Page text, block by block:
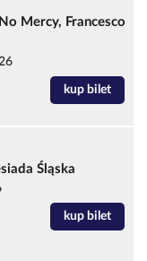
Mercy, Francesco
kup bilet
Śląska
kup bilet